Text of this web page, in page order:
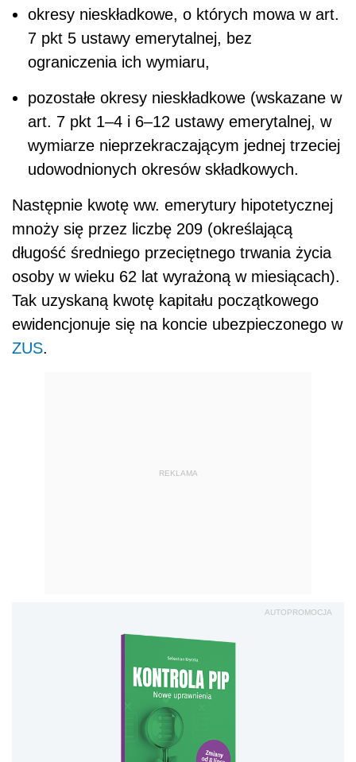
okresy nieskładkowe, o których mowa w art.
7 pkt 5 ustawy emerytalnej, bez
ograniczenia ich wymiaru,
pozostałe okresy nieskładkowe (wskazane w
art. 7 pkt 1–4 i 6–12 ustawy emerytalnej, w
wymiarze nieprzekraczającym jednej trzeciej
udowodnionych okresów składkowych.
Następnie kwotę ww. emerytury hipotetycznej
mnoży się przez liczbę 209 (określającą
długość średniego przeciętnego trwania życia
osoby w wieku 62 lat wyrażoną w miesiącach).
Tak uzyskaną kwotę kapitału początkowego
ewidencjonuje się na koncie ubezpieczonego w
ZUS.
REKLAMA
AUTOPROMOCJA